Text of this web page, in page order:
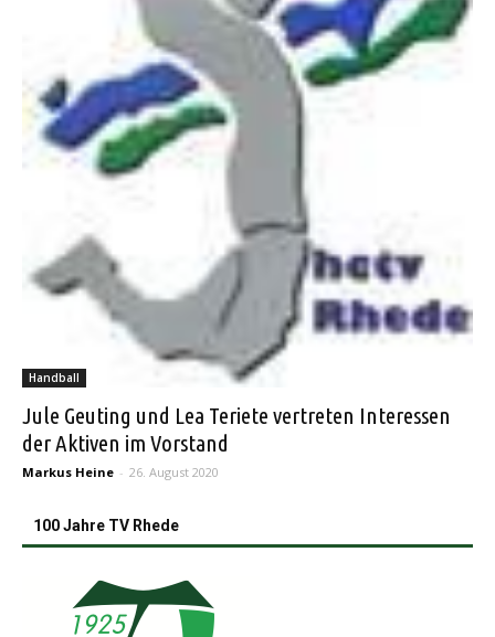
Handball
Jule Geuting und Lea Teriete vertreten Interessen
der Aktiven im Vorstand
Markus Heine - 26. August 2020
100 Jahre TV Rhede